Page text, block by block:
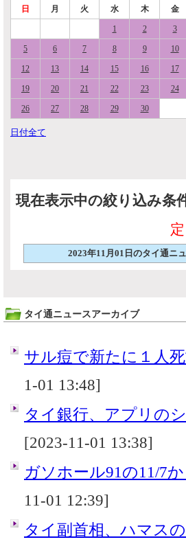
日
月 火 水 木 金
1 2 3
5 6 7 8 9 10
12 13 14 15 16 17
19 20 21 22 23 24
26 27 28 29 30
日付全て
現在表示中の絞り込み条
2023年11月01日のタイ通ニ
タイ通ニュースアーカイブ
サル痘で新たに１人
1-01 13:48]
タイ銀行、アプリの
[2023-11-01 13:38]
ガソホール91の11/7
11-01 12:39]
タイ副首相、ハマス